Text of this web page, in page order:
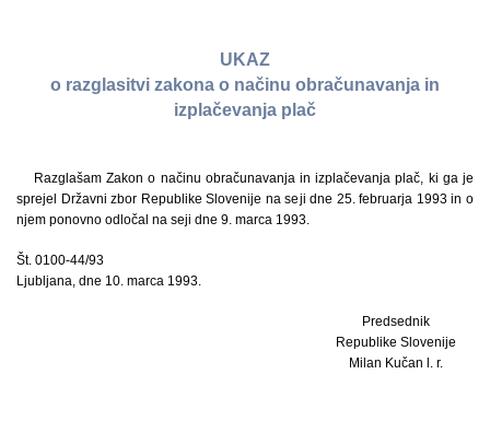
UKAZ
o razglasitvi zakona o načinu obračunavanja in
izplačevanja plač
Razglašam Zakon o načinu obračunavanja in izplačevanja plač, ki ga je
sprejel Državni zbor Republike Slovenije na seji dne 25. februarja 1993 in o
njem ponovno odločal na seji dne 9. marca 1993.
Št. 0100-44/93
Ljubljana, dne 10. marca 1993.
Predsednik
Republike Slovenije
Milan Kučan l. r.